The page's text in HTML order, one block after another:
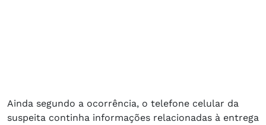
Ainda segundo a ocorrência, o telefone celular da
suspeita continha informações relacionadas à entrega